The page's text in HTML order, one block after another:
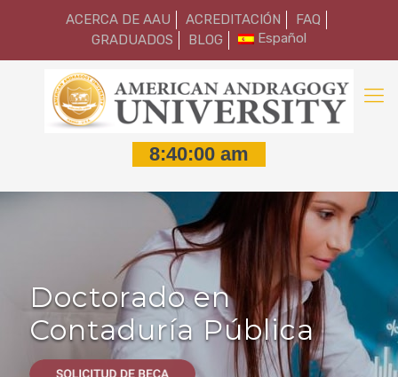
ACERCA DE AAU ACREDITACIÓN
FAQ
GRADUADOS
BLOG Español
Doctorado en
Contaduría Pública